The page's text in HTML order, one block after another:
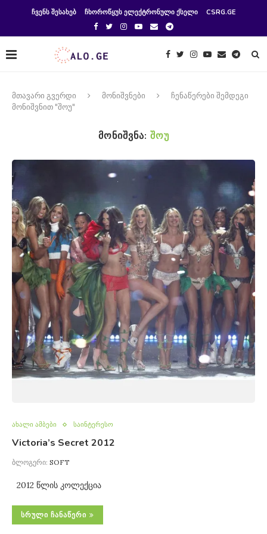
ᲩᲕᲔᲜᲡ ᲨᲔᲡᲐᲮᲔᲑ ᲩᲮᲝᲠᲝᲬᲧᲣᲡ ᲔᲚᲔᲥᲢᲠᲝᲜᲣᲚᲘ ᲥᲡᲔᲚᲘ CSRG.GE
მთავარი გვერდი მონიშვნები
ჩენაწერები შემდეგი
მონიშვნით "შოუ"
ᲛᲝᲜᲘᲨᲕᲜᲐ: ᲨᲝᲣ
ახალი ამბები საინტერესო
Victoria’s Secret 2012
ბლოგერი: SOFT
2012 წლის კოლექცია
ᲡᲠᲣᲚᲘ ᲩᲐᲜᲐᲬᲔᲠᲘ